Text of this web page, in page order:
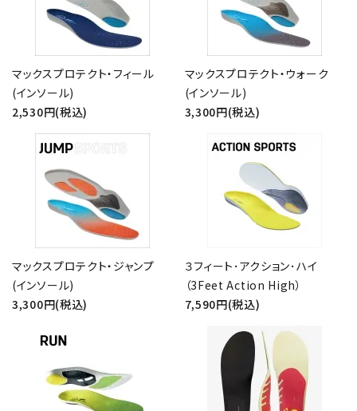
マックスプロテクト・フィール
(インソール)
2,530円(税込)
マックスプロテクト・ウォーク
(インソール)
3,300円(税込)
マックスプロテクト・ジャンプ
(インソール)
3,300円(税込)
３フィート･アクション･ハイ
（3Feet Action High）
7,590円(税込)